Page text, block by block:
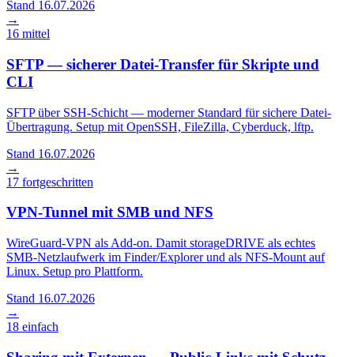
Stand 16.07.2026
→
16 mittel
SFTP — sicherer Datei-Transfer für Skripte und
CLI
SFTP über SSH-Schicht — moderner Standard für sichere Datei-
Übertragung. Setup mit OpenSSH, FileZilla, Cyberduck, lftp.
Stand 16.07.2026
→
17 fortgeschritten
VPN-Tunnel mit SMB und NFS
WireGuard-VPN als Add-on. Damit storageDRIVE als echtes
SMB-Netzlaufwerk im Finder/Explorer und als NFS-Mount auf
Linux. Setup pro Plattform.
Stand 16.07.2026
→
18 einfach